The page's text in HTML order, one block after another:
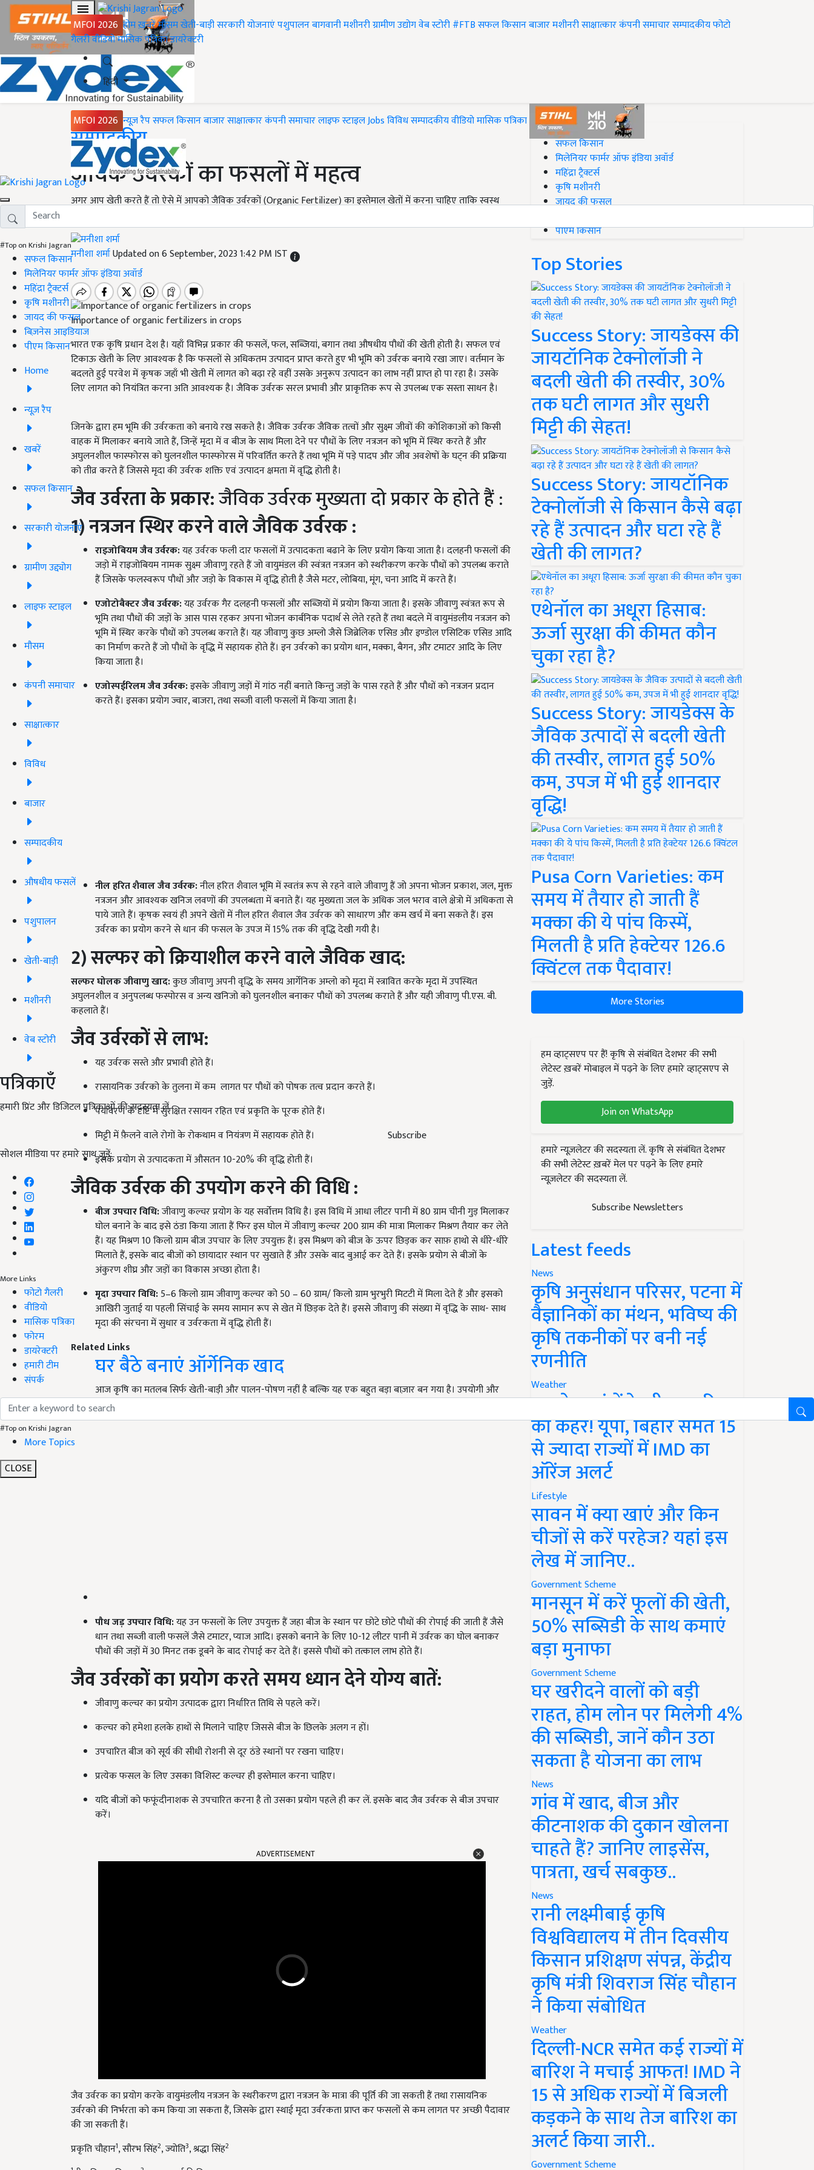
MFOI 2026 होमख़बरेंमौसमखेती-बाड़ीसरकारी योजनाएंपशुपालनबागवानीमशीनरीग्रामीण उद्योगवेब स्टोरी#FTBसफल किसानबाजारमशीनरीसाक्षात्कारकंपनी समाचारसम्पादकीयफोटो
गैलरीवीडियोमासिक पत्रिकाडायरेक्टरी
हिंदी
MFOI 2026 न्यूज़ रैपसफल किसानबाजारसाक्षात्कारकंपनी समाचारलाइफ स्टाइलJobsविविधसम्पादकीयवीडियोमासिक पत्रिका
#Top on Krishi Jagran
सफल किसान
मिलेनियर फार्मर ऑफ इंडिया अवॉर्ड
महिंद्रा ट्रैक्टर्स
कृषि मशीनरी
जायद की फसल
बिज़नेस आइडियाज
पीएम किसान
Home
न्यूज़ रैप
खबरें
सफल किसान
सरकारी योजनाएं
ग्रामीण उद्द्योग
लाइफ स्टाइल
मौसम
कंपनी समाचार
साक्षात्कार
विविध
बाजार
सम्पादकीय
औषधीय फसलें
पशुपालन
खेती-बाड़ी
मशीनरी
वेब स्टोरी
पत्रिकाएँ
हमारी प्रिंट और डिजिटल पत्रिकाओं की सदस्यता लें
Subscribe
सोशल मीडिया पर हमारे साथ जुड़ें:
More Links
फोटो गैलरी
वीडियो
मासिक पत्रिका
फोरम
डायरेक्टरी
हमारी टीम
संपर्क
#Top on Krishi Jagran
More Topics
CLOSE
Home
सम्पादकीय
जैविक उर्वरकों का फसलों में महत्व
अगर आप खेती करते हैं तो ऐसे में आपको जैविक उर्वरकों (Organic Fertilizer) का इस्तेमाल खेतों में करना चाहिए ताकि स्वस्थ
मनीशा शर्माUpdated on 6 September, 2023 1:42 PM IST
Importance of organic fertilizers in crops
भारत एक कृषि प्रधान देश है। यहाँ विभिन्न प्रकार की फसलें, फल, सब्जियां, बगान तथा औषधीय पौधों की खेती होती है। सफल एवं
टिकाऊ खेती के लिए आवश्यक है कि फसलों से अधिकतम उत्पादन प्राप्त करते हुए भी भूमि को उर्वरक बनाये रखा जाए। वर्तमान के
बदलते हुई परवेश में कृषक जहाँ भी खेती में लागत को बढ़ा रहे वहीं उसके अनुरूप उत्पादन का लाभ नहीं प्राप्त हो पा रहा है। उसके
लिए लागत को नियंत्रित करना अति आवश्यक है। जैविक उर्वरक सरल प्रभावी और प्राकृतिक रूप से उपलब्ध एक सस्ता साधन है।
जिनके द्वारा हम भूमि की उर्वरकता को बनाये रख सकते है। जैविक उर्वरक जैविक तत्वों और सुक्ष्म जीवों की कोशिकाओं को किसी
वाहक में मिलाकर बनाये जाते हैं, जिन्हें मृदा में व बीज के साथ मिला देने पर पौधों के लिए नत्रजन को भूमि में स्थिर करते हैं और
अघुलनशील फास्फोरस को घुलनशील फास्फोरस में परिवर्तित करते हैं तथा भूमि में पड़े पादप और जीव अवशेषों के घट्न की प्रक्रिया
को तीव्र करते हैं जिससे मृदा की उर्वरक शक्ति एवं उत्पादन क्षमता में वृद्धि होती है।
जैव उर्वरता के प्रकार:जैविक उर्वरक मुख्यता दो प्रकार के होते हैं :
1) नत्रजन स्थिर करने वाले जैविक उर्वरक :
राइजोबियम जैव उर्वरक:यह उर्वरक फली दार फसलों में उत्पादकता बढाने के लिए प्रयोग किया जाता है। दलहनी फसलों की
जड़ो में राइजोबियम नामक सुक्ष्म जीवाणु रहते हैं जो वायुमंडल की स्वंत्रत नत्रजन को स्थरीकरण करके पौधों को उपलब्ध कराते
हैं जिसके फलस्वरूप पौधों और जड़ो के विकास में वृद्धि होती है जैसे मटर, लोबिया, मूंग, चना आदि में करते हैं।
एजोटोबैक्टर जैव उर्वरक:यह उर्वरक गैर दलहनी फसलों और सब्जियों में प्रयोग किया जाता है। इसके जीवाणु स्वंत्रत रूप से
भूमि तथा पौधों की जड़ों के आस पास रहकर अपना भोजन कार्बनिक पदार्थ से लेते रहते हैं तथा बदले में वायुमंडलीय नत्रजन को
भूमि में स्थिर करके पौधों को उपलब्ध कराते हैं। यह जीवाणु कुछ अम्लो जैसे जिब्रेलिक एसिड और इण्डोल एसिटिक एसिड आदि
का निर्माण करते हैं जो पौधों के वृद्धि में सहायक होते हैं। इन उर्वरको का प्रयोग धान, मक्का, बैगन, और टमाटर आदि के लिए
किया जाता है।
एजोस्पईरिलम जैव उर्वरक:इसके जीवाणु जड़ों में गांठ नहीं बनाते किन्तु जड़ों के पास रहते हैं और पौधों को नत्रजन प्रदान
करते हैं। इसका प्रयोग ज्वार, बाजरा, तथा सब्जी वाली फसलों में किया जाता है।
नील हरित शैवाल जैव उर्वरक:नील हरित शैवाल भूमि में स्वतंत्र रूप से रहने वाले जीवाणु हैं जो अपना भोजन प्रकाश, जल, मुक्त
नत्रजन और आवश्यक खनिज लवणों की उपलब्धता में बनाते हैं। यह मुख्यता जल के अधिक जल भराव वाले क्षेत्रो में अधिकता से
पाये जाते हैं। कृषक स्वयं ही अपने खेतों में नील हरित शैवाल जैव उर्वरक को साधारण और कम खर्च में बना सकते हैं। इस
उर्वरक का प्रयोग करने से धान की फसल के उपज में 15% तक की वृद्धि देखी गयी है।
2) सल्फरको क्रियाशील करने वाले जैविक खाद:
सल्फर घोलक जीवाणु खाद:कुछ जीवाणु अपनी वृद्धि के समय आर्गेनिक अम्लो को मृदा में स्त्रावित करके मृदा में उपस्थित
अघुलनशील व अनुपलब्ध फस्पोरस व अन्य खनिजो को घुलनशील बनाकर पौधों को उपलब्ध कराते हैं और यही जीवाणु पी.एस. बी.
कहलाते हैं।
जैव उर्वरकों से लाभ:
यह उर्वरक सस्ते और प्रभावी होते हैं।
रासायनिक उर्वरको के तुलना में कम लागत पर पौधों को पोषक तत्व प्रदान करते हैं।
पर्यावरण के दृष्टि में सुरक्षित रसायन रहित एवं प्रकृति के पूरक होते हैं।
मिट्टी में फ़ैलने वाले रोगों के रोकथाम व नियंत्रण में सहायक होते हैं।
इसके प्रयोग से उत्पादकता में औसतन 10-20% की वृद्धि होती हैं।
जैविक उर्वरक की उपयोग करने की विधि :
बीज उपचार विधि:जीवाणु कल्चर प्रयोग के यह सर्वोत्तम विधि है। इस विधि में आधा लीटर पानी में 80 ग्राम चीनी गुड़ मिलाकर
घोल बनाने के बाद इसे ठंडा किया जाता हैं फिर इस घोल में जीवाणु कल्चर 200 ग्राम की मात्रा मिलाकर मिश्रण तैयार कर लेते
हैं। यह मिश्रण 10 किलो ग्राम बीज उपचार के लिए उपयुक्त हैं। इस मिश्रण को बीज के ऊपर छिड़क कर साफ़ हाथो से धीरे-धीरे
मिलाते हैं, इसके बाद बीजों को छायादार स्थान पर सुखाते हैं और उसके बाद बुआई कर देते हैं। इसके प्रयोग से बीजों के
अंकुरण शीघ्र और जड़ों का विकास अच्छा होता है।
मृदा उपचार विधि:5–6 किलो ग्राम जीवाणु कल्चर को 50 – 60 ग्राम/ किलो ग्राम भुरभुरी मिटटी में मिला देते हैं और इसको
आखिरी जुताई या पहली सिंचाई के समय सामान रूप से खेत में छिड़क देते हैं। इससे जीवाणु की संख्या में वृद्धि के साथ- साथ
मृदा की संरचना में सुधार व उर्वरकता में वृद्धि होती हैं।
Related Links
घर बैठे बनाएं ऑर्गेनिक खाद
आज कृषि का मतलब सिर्फ खेती-बाड़ी और पालन-पोषण नहीं है बल्कि यह एक बहुत बड़ा बाज़ार बन गया है। उपयोगी और
ऑर्गेनिकक्वालिटी की खाद हर किसी को चाहिए और इसे…
पौध जड़ उपचार विधि:यह उन फसलों के लिए उपयुक्त हैं जहा बीज के स्थान पर छोटे छोटे पौधों की रोपाई की जाती हैं जैसे
धान तथा सब्जी वाली फसलें जैसे टमाटर, प्याज आदि। इसको बनाने के लिए 10-12 लीटर पानी में उर्वरक का घोल बनाकर
पौधों की जड़ों में 30 मिनट तक डूबने के बाद रोपाई कर देते हैं। इससे पौधों को तत्काल लाभ होते हैं।
जैव उर्वरकों का प्रयोग करते समय ध्यान देने योग्य बातें:
जीवाणु कल्चर का प्रयोग उत्पादक द्वारा निर्धारित तिथि से पहले करें।
कल्चर को हमेशा हलके हाथों से मिलाने चाहिए जिससे बीज के छिलके अलग न हों।
उपचारित बीज को सूर्य की सीधी रोशनी से दूर ठंडे स्थानों पर रखना चाहिए।
प्रत्येक फसल के लिए उसका विशिस्ट कल्चर ही इस्तेमाल करना चाहिए।
यदि बीजों को फफूंदीनाशक से उपचारित करना है तो उसका प्रयोग पहले ही कर लें. इसके बाद जैव उर्वरक से बीज उपचार
करें।
जैव उर्वरक का प्रयोग करके वायुमंडलीय नत्रजन के स्थरीकरण द्वारा नत्रजन के मात्रा की पूर्ति की जा सकती हैं तथा रासायनिक
उर्वरको की निर्भरता को कम किया जा सकता हैं, जिसके द्वारा स्थाई मृदा उर्वरकता प्राप्त कर फसलों से कम लागत पर अच्छी पैदावार
की जा सकती हैं।
1 , सौरभ सिंह
1 बीज विज्ञान विभाग, 2 फसल कार्यकी विभाग
#Top on Krishi Jagran
सफल किसान
मिलेनियर फार्मर ऑफ इंडिया अवॉर्ड
महिंद्रा ट्रैक्टर्स
कृषि मशीनरी
जायद की फसल
पीएम किसान
Top Stories
Success Story: जायडेक्स की
जायटॉनिक टेक्नोलॉजी ने
बदली खेती की तस्वीर, 30%
तक घटी लागत और सुधरी
मिट्टी की सेहत!
Success Story: जायटॉनिक
टेक्नोलॉजी से किसान कैसे बढ़ा
रहे हैं उत्पादन और घटा रहे हैं
खेती की लागत?
एथेनॉल का अधूरा हिसाब:
ऊर्जा सुरक्षा की कीमत कौन
चुका रहा है?
Success Story: जायडेक्स के
जैविक उत्पादों से बदली खेती
की तस्वीर, लागत हुई 50%
कम, उपज में भी हुई शानदार
वृद्धि!
Pusa Corn Varieties: कम
समय में तैयार हो जाती हैं
मक्का की ये पांच किस्में,
मिलती है प्रति हेक्टेयर 126.6
क्विंटल तक पैदावार!
More Stories
हम व्हाट्सएप पर हैं! कृषि से संबंधित देशभर की सभी
लेटेस्ट ख़बरें मोबाइल में पढ़ने के लिए हमारे व्हाट्सएप से
जुड़ें.
Join on WhatsApp
हमारे न्यूज़लेटर की सदस्यता लें. कृषि से संबंधित देशभर
की सभी लेटेस्ट ख़बरें मेल पर पढ़ने के लिए हमारे
न्यूज़लेटर की सदस्यता लें.
Subscribe Newsletters
Latest feeds
News
कृषि अनुसंधान परिसर, पटना में
वैज्ञानिकों का मंथन, भविष्य की
कृषि तकनीकों पर बनी नई
रणनीति
Weather
अगले 12 घंटों के भीतर बारिश
का कहर! यूपी, बिहार समेत 15
से ज्यादा राज्यों में IMD का
ऑरेंज अलर्ट
Lifestyle
सावन में क्या खाएं और किन
चीजों से करें परहेज? यहां इस
लेख में जानिए..
Government Scheme
मानसून में करें फूलों की खेती,
50% सब्सिडी के साथ कमाएं
बड़ा मुनाफा
Government Scheme
घर खरीदने वालों को बड़ी
राहत, होम लोन पर मिलेगी 4%
की सब्सिडी, जानें कौन उठा
सकता है योजना का लाभ
News
गांव में खाद, बीज और
कीटनाशक की दुकान खोलना
चाहते हैं? जानिए लाइसेंस,
पात्रता, खर्च सबकुछ..
News
रानी लक्ष्मीबाई कृषि
विश्वविद्यालय में तीन दिवसीय
किसान प्रशिक्षण संपन्न, केंद्रीय
कृषि मंत्री शिवराज सिंह चौहान
ने किया संबोधित
Weather
दिल्ली-NCR समेत कई राज्यों में
बारिश ने मचाई आफत! IMD ने
15 से अधिक राज्यों में बिजली
कड़कने के साथ तेज बारिश का
अलर्ट किया जारी..
Government Scheme